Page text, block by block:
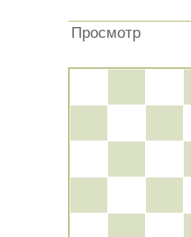
Просмотр